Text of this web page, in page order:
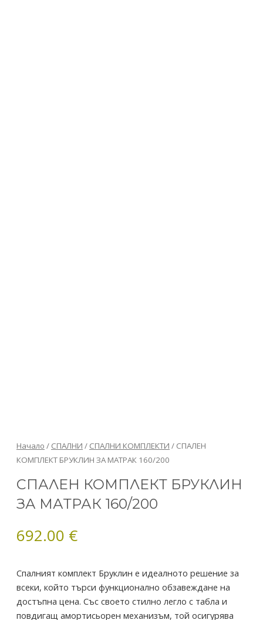
Начало / СПАЛНИ / СПАЛНИ КОМПЛЕКТИ / СПАЛЕН
КОМПЛЕКТ БРУКЛИН ЗА МАТРАК 160/200
СПАЛЕН КОМПЛЕКТ БРУКЛИН
ЗА МАТРАК 160/200
692.00 €
Спалният комплект Бруклин е идеалното решение за
всеки, който търси функционално обзавеждане на
достъпна цена. Със своето стилно легло с табла и
повдигащ амортисьорен механизъм, той осигурява
количество
за
КОМПЛЕКТ
БРУКЛИН
МАТРАК
160/200